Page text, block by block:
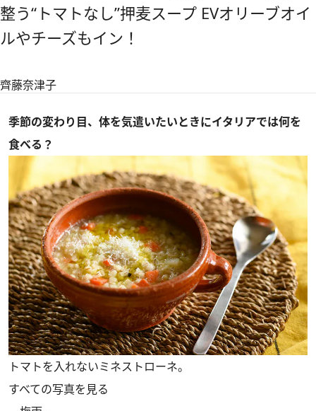
整う“トマトなし”押麦スープ EVオリーブオイ
ルやチーズもイン！
齊藤奈津子
季節の変わり目、体を気遣いたいときにイタリアでは何を
食べる？
トマトを入れないミネストローネ。
すべての写真を見る